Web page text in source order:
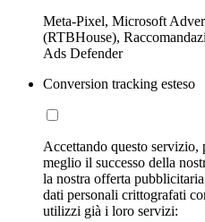
Meta-Pixel, Microsoft
(RTBHouse),
Ads Defender
Conversion tracking esteso
Accettando questo servizio,
meglio il successo della
la nostra offerta
dati personali crittografati
utilizzi già i loro servizi: